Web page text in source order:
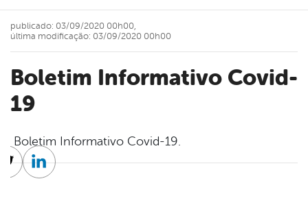
Boletim Informativo Covid-
19
publicado: 03/09/2020 00h00,
última modificação: 03/09/2020 00h00
Boletim Informativo Covid-19.
TwitterLinkedin